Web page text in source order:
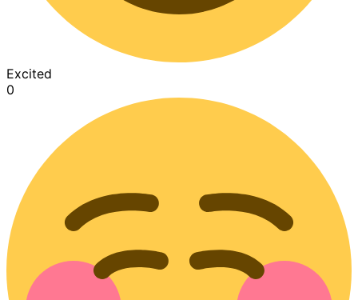
Excited
0